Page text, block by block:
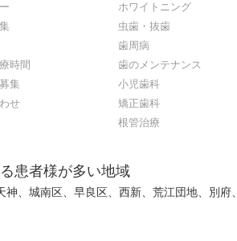
時間
集
せ
ホワイトニング
虫歯・抜歯
歯周病
歯のメンテナンス
小児歯科
矯正歯科
根管治療
患者様が多い地域
神、城南区、早良区、西新、荒江団地、別府